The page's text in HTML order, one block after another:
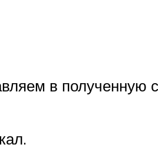
в полученную